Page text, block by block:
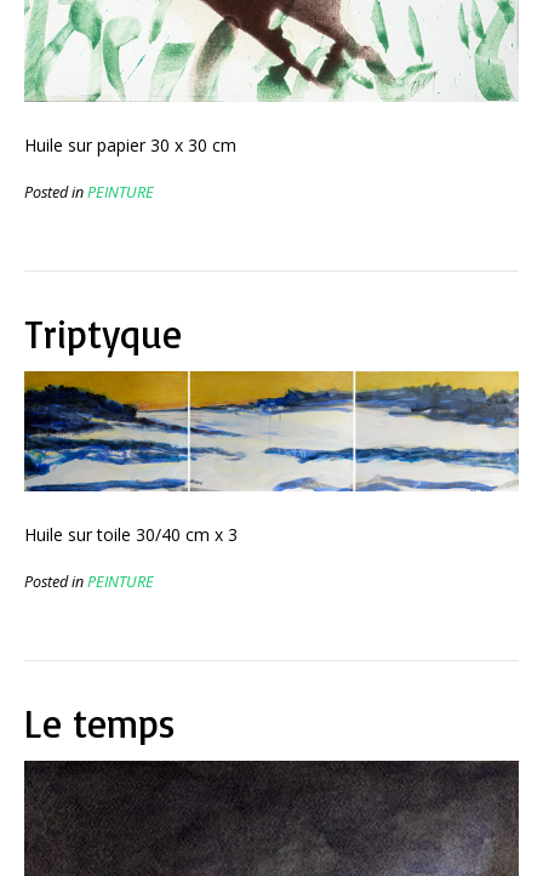
Huile sur papier 30 x 30 cm
Posted inPEINTURE
Triptyque
Huile sur toile 30/40 cm x 3
Posted inPEINTURE
Le temps